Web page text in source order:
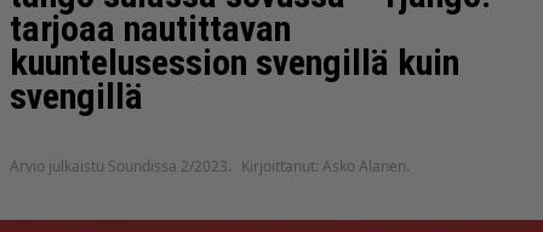
tarjoaa nautittavan
kuuntelusession svengillä kuin
svengillä
Arvio julkaistu Soundissa 2/2023. Kirjoittanut: Asko Alanen.